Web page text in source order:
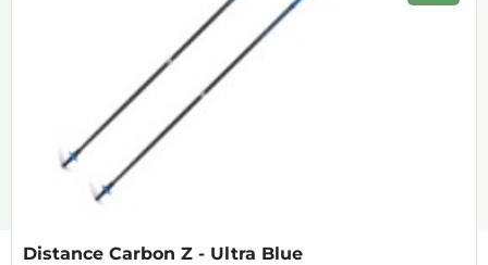
Distance Carbon Z - Ultra Blue